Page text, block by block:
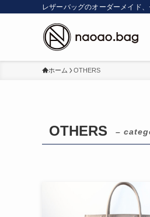
レザーバッグのオーダーメイド
ホーム OTHERS
OTHERS –